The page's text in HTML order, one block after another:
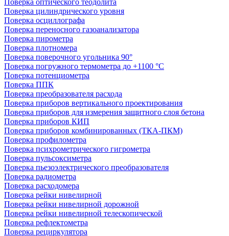
Поверка оптического теодолита
Поверка цилиндрического уровня
Поверка осциллографа
Поверка переносного газоанализатора
Поверка пирометра
Поверка плотномера
Поверка поверочного угольника 90°
Поверка погружного термометра до +1100 °С
Поверка потенциометра
Поверка ППК
Поверка преобразователя расхода
Поверка приборов вертикального проектирования
Поверка приборов для измерения защитного слоя бетона
Поверка приборов КИП
Поверка приборов комбинированных (ТКА-ПКМ)
Поверка профилометра
Поверка психрометрического гигрометра
Поверка пульсоксиметра
Поверка пьезоэлектрического преобразователя
Поверка радиометра
Поверка расходомера
Поверка рейки нивелирной
Поверка рейки нивелирной дорожной
Поверка рейки нивелирной телескопической
Поверка рефлектометра
Поверка рециркулятора